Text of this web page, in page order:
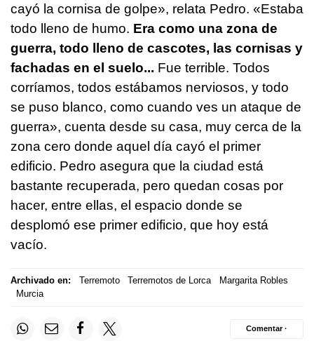
cayó la cornisa de golpe», relata Pedro. «Estaba
todo lleno de humo. Era como una zona de
guerra, todo lleno de cascotes, las cornisas y
fachadas en el suelo... Fue terrible. Todos
corríamos, todos estábamos nerviosos, y todo
se puso blanco, como cuando ves un ataque de
guerra», cuenta desde su casa, muy cerca de la
zona cero donde aquel día cayó el primer
edificio. Pedro asegura que la ciudad está
bastante recuperada, pero quedan cosas por
hacer, entre ellas, el espacio donde se
desplomó ese primer edificio, que hoy está
vacío.
Archivado en: Terremoto Terremotos de Lorca
Margarita Robles
Murcia
Comentar ·